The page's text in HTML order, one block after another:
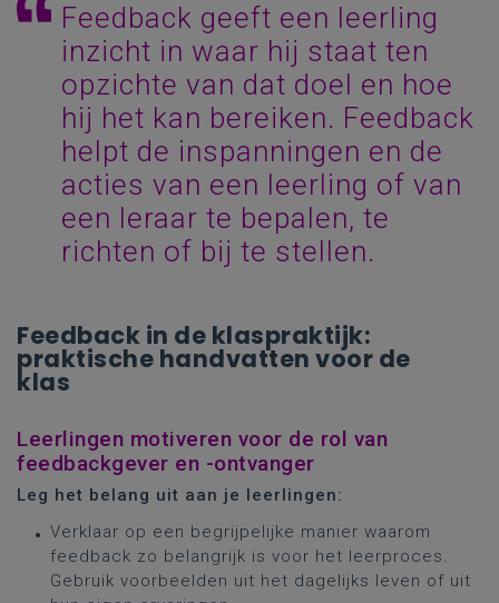
Feedback geeft een leerling
inzicht in waar hij staat ten
opzichte van dat doel en hoe
hij het kan bereiken. Feedback
helpt de inspanningen en de
acties van een leerling of van
een leraar te bepalen, te
richten of bij te stellen.
Feedback in de klaspraktijk:
praktische handvatten voor de
klas
Leerlingen motiveren voor de rol van
feedbackgever en -ontvanger
Leg het belang uit aan je leerlingen:
Verklaar op een begrijpelijke manier waarom
feedback zo belangrijk is voor het leerproces.
Gebruik voorbeelden uit het dagelijks leven of uit